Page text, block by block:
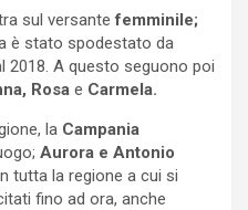
sul versantefemminile;
è stato spodestato da
2018. A questo seguono poi
Rosa e Carmela.
la Campania
Aurora e Antonio
tutta la regione a cui si
fino ad ora, anche